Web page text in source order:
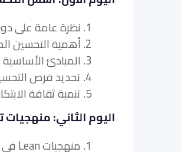
1. نظرة عامة على دورة التحسين المستمر للقيادة في عمليات التدقيق والامتثال في امستردام
2. أهمية التحسين المستمر في عمليات التدقيق والامتثال
3. المبادئ الأساسية للتحسين المستمر
4. تحديد فرص التحسين في عمليات التدقيق والامتثال
5. تنمية ثقافة الابتكار والتحسين المستمر
اليوم الثاني:
1. منهجيات Lean في عمليات التدقيق والامتثال